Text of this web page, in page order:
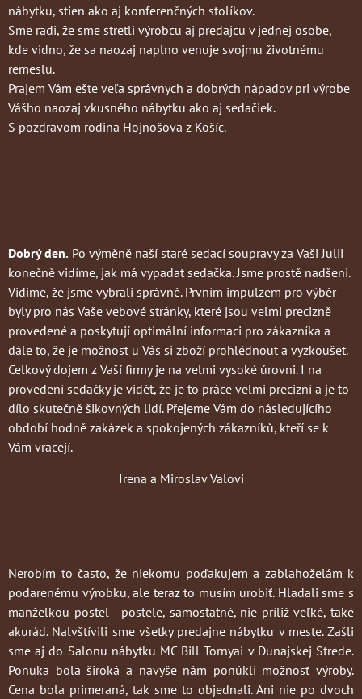
nábytku, stien ako aj konferenčných stolíkov.
Sme radi, že sme stretli výrobcu aj predajcu v jednej osobe,
kde vidno, že sa naozaj naplno venuje svojmu životnému
remeslu.
Prajem Vám ešte veľa správnych a dobrých nápadov pri výrobe
Vášho naozaj vkusného nábytku ako aj sedačiek.
S pozdravom rodina Hojnošova z Košíc.
Dobrý den. Po výměně naší staré sedací soupravy za Vaši Julii
konečně vidíme, jak má vypadat sedačka. Jsme prostě nadšeni.
Vidíme, že jsme vybrali správně. Prvním impulzem pro výběr
byly pro nás Vaše vebové stránky, které jsou velmi precizně
provedené a poskytují optimální informaci pro zákazníka a
dále to, že je možnost u Vás si zboží prohlédnout a vyzkoušet.
Celkový dojem z Vaší firmy je na velmi vysoké úrovni. I na
provedení sedačky je vidět, že je to práce velmi precizní a je to
dílo skutečně šikovných lidí. Přejeme Vám do následujícího
období hodně zakázek a spokojených zákazníků, kteří se k
Vám vracejí.
Irena a Miroslav Valovi
Nerobím to často, že niekomu poďakujem a zablahoželám k
podarenému výrobku, ale teraz to musím urobiť. Hladali sme s
manželkou postel - postele, samostatné, nie príliž veľké, také
akurád. Nalvštívili sme všetky predajne nábytku v meste. Zašli
sme aj do Salonu nábytku MC Bill Tornyai v Dunajskej Strede.
Ponuka bola široká a navyše nám ponúkli možnosť výroby.
Cena bola primeraná, tak sme to objednali. Ani nie po dvoch